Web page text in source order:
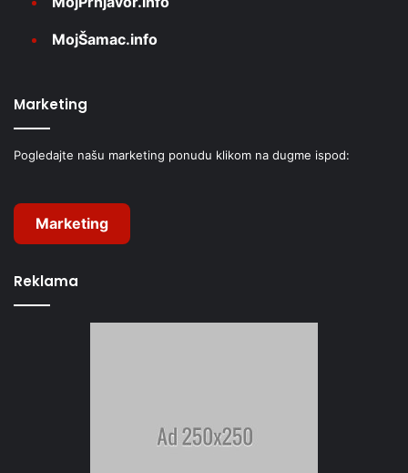
MojŠamac.info
Marketing
Pogledajte našu marketing ponudu klikom na dugme ispod:
Marketing
Reklama